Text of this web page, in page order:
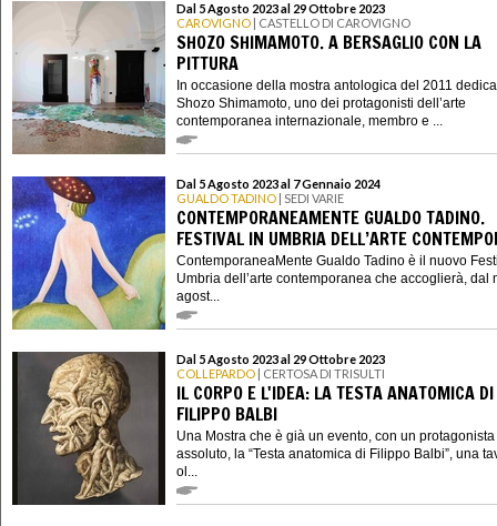
Dal 5 Agosto 2023 al 29 Ottobre 2023
CAROVIGNO | CASTELLO DI CAROVIGNO
SHOZO SHIMAMOTO. A BERSAGLIO CON LA
PITTURA
In occasione della mostra antologica del 2011
Shozo Shimamoto, uno dei protagonisti dell’arte
contemporanea internazionale, membro e ...
Dal 5 Agosto 2023 al 7 Gennaio 2024
GUALDO TADINO | SEDI VARIE
CONTEMPORANEAMENTE GUALDO TADINO.
FESTIVAL IN UMBRIA DELL’ARTE
ContemporaneaMente Gualdo Tadino è il nuovo
Umbria dell’arte contemporanea che accoglierà, dal
agost...
Dal 5 Agosto 2023 al 29 Ottobre 2023
COLLEPARDO | CERTOSA DI TRISULTI
IL CORPO E L'IDEA: LA TESTA ANATOMICA DI
FILIPPO BALBI
Una Mostra che è già un evento, con un
assoluto, la “Testa anatomica di Filippo Balbi”, una
ol...